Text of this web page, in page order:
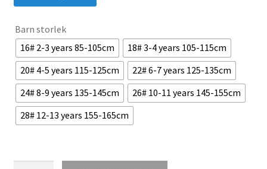
Barn storlek
16# 2-3 years 85-105cm
18# 3-4 years 105-115cm
20# 4-5 years 115-125cm
22# 6-7 years 125-135cm
24# 8-9 years 135-145cm
26# 10-11 years 145-155cm
28# 12-13 years 155-165cm